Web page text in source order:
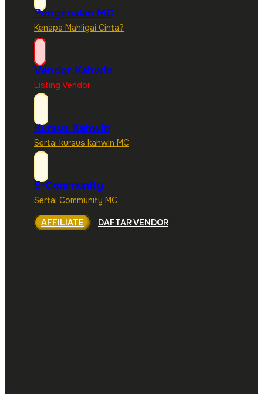
Pengenalan MC
Kenapa Mahligai Cinta?
Vendor Kahwin
Listing Vendor
Kursus Kahwin
Sertai kursus kahwin MC
E-Community
Sertai Community MC
AFFILIATE DAFTAR VENDOR